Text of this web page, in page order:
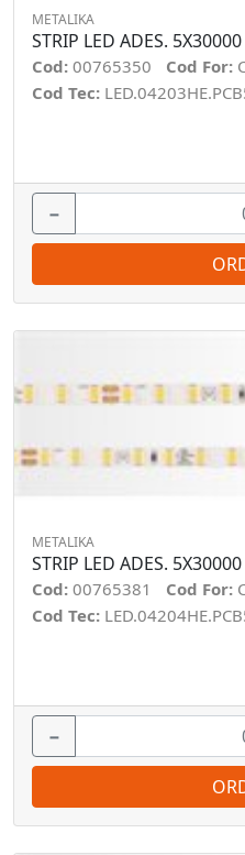
METALIKA
STRIP LED ADES.
Cod: 00765350 Cod For:
Cod Tec:
−
METALIKA
STRIP LED ADES.
Cod: 00765381 Cod For:
Cod Tec:
−